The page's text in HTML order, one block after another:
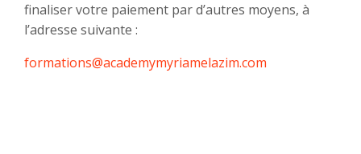
finaliser votre paiement par d’autres moyens, à
l’adresse suivante :
formations@academymyriamelazim.com